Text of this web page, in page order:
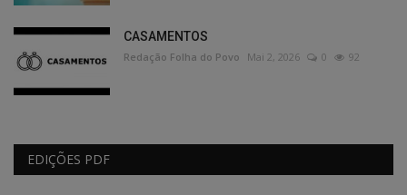
CASAMENTOS
Redação Folha do Povo Mai 2, 2026 0 92
EDIÇÕES PDF